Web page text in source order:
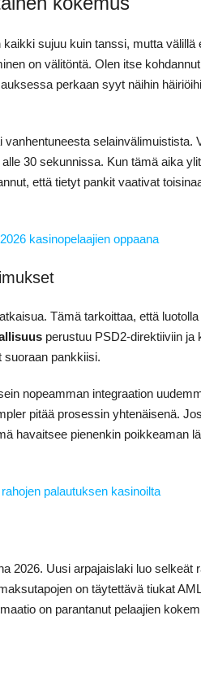
sujuu kuin tanssi, mutta välillä
on välitöntä. Olen itse
perkaan syyt näihin
selainvälimuistista.
30 sekunnissa. Kun tämä aika
että tietyt pankit vaativat
kasinopelaajien oppaana
Tämä tarkoittaa, että
perustuu PSD2-direktiiviin ja
suoraan pankkiisi.
nopeamman integraation
pitää prosessin yhtenäisenä.
havaitsee pienenkin poikkeaman
palautuksen kasinoilta
2026. Uusi arpajaislaki luo selkeät
on täytettävä tiukat
on parantanut pelaajien